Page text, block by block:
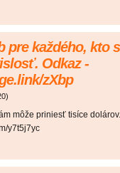
pre každého, kto
Odkaz -
zXbp
)
môže priniesť tisíce dolárov.
y7t5j7yc